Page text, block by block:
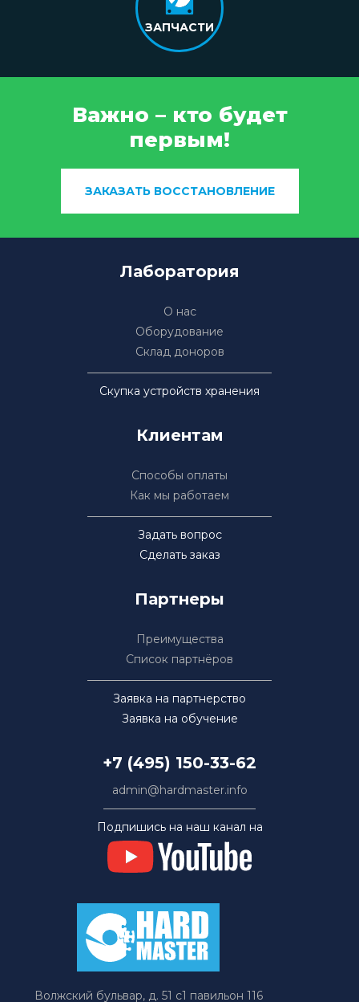
ЗАПЧАСТИ
Важно – кто будет
первым!
ЗАКАЗАТЬ ВОССТАНОВЛЕНИЕ
Лаборатория
О нас
Оборудование
Склад доноров
Скупка устройств хранения
Клиентам
Способы оплаты
Как мы работаем
Задать вопрос
Сделать заказ
Партнеры
Преимущества
Список партнёров
Заявка на партнерство
Заявка на обучение
+7 (495) 150-33-62
admin@hardmaster.info
Подпишись на наш канал на
Волжский бульвар, д. 51 с1 павильон 116